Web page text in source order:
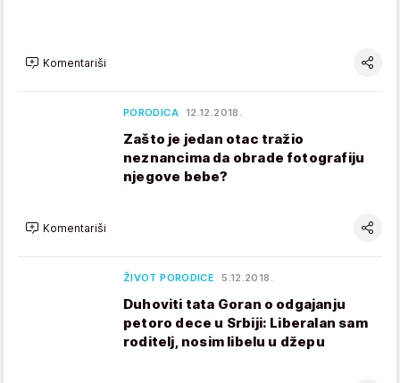
Komentariši
PORODICA 12.12.2018.
Zašto je jedan otac tražio
neznancima da obrade fotografiju
njegove bebe?
Komentariši
ŽIVOT PORODICE 5.12.2018.
Duhoviti tata Goran o odgajanju
petoro dece u Srbiji: Liberalan sam
roditelj, nosim libelu u džepu